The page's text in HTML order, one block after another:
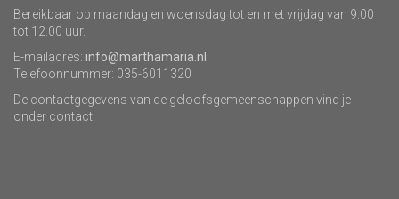
Bereikbaar op maandag en woensdag tot en met vrijdag van 9.00
tot 12.00 uur.
E-mailadres: info@marthamaria.nl
Telefoonnummer: 035-6011320
De contactgegevens van de geloofsgemeenschappen vind je
onder contact!